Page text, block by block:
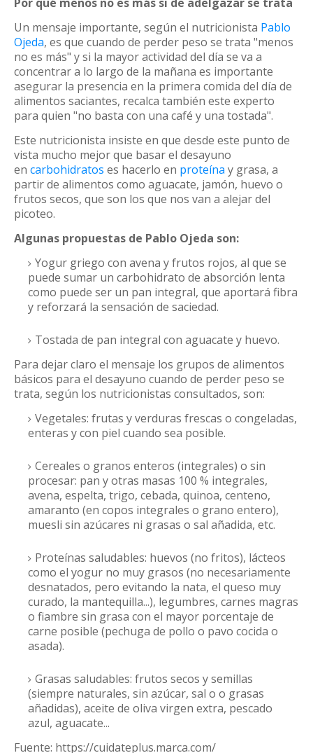
Por qué menos no es más si de adelgazar se trata
Un mensaje importante, según el nutricionista Pablo
Ojeda, es que cuando de perder peso se trata "menos
no es más" y si la mayor actividad del día se va a
concentrar a lo largo de la mañana es importante
asegurar la presencia en la primera comida del día de
alimentos saciantes, recalca también este experto
para quien "no basta con una café y una tostada".
Este nutricionista insiste en que desde este punto de
vista mucho mejor que basar el desayuno
en carbohidratos es hacerlo en proteína y grasa, a
partir de alimentos como aguacate, jamón, huevo o
frutos secos, que son los que nos van a alejar del
picoteo.
Algunas propuestas de Pablo Ojeda son:
Yogur griego con avena y frutos rojos, al que se
puede sumar un carbohidrato de absorción lenta
como puede ser un pan integral, que aportará fibra
y reforzará la sensación de saciedad.
Tostada de pan integral con aguacate y huevo.
Para dejar claro el mensaje los grupos de alimentos
básicos para el desayuno cuando de perder peso se
trata, según los nutricionistas consultados, son:
Vegetales: frutas y verduras frescas o congeladas,
enteras y con piel cuando sea posible.
Cereales o granos enteros (integrales) o sin
procesar: pan y otras masas 100 % integrales,
avena, espelta, trigo, cebada, quinoa, centeno,
amaranto (en copos integrales o grano entero),
muesli sin azúcares ni grasas o sal añadida, etc.
Proteínas saludables: huevos (no fritos), lácteos
como el yogur no muy grasos (no necesariamente
desnatados, pero evitando la nata, el queso muy
curado, la mantequilla...), legumbres, carnes magras
o fiambre sin grasa con el mayor porcentaje de
carne posible (pechuga de pollo o pavo cocida o
asada).
Grasas saludables: frutos secos y semillas
(siempre naturales, sin azúcar, sal o o grasas
añadidas), aceite de oliva virgen extra, pescado
azul, aguacate...
Fuente: https://cuidateplus.marca.com/